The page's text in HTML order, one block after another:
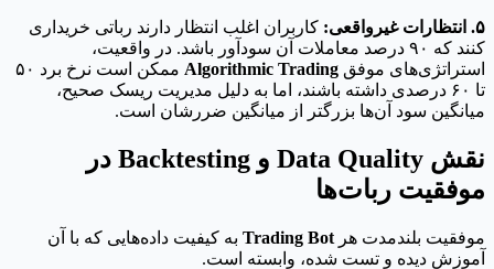
۵. انتظارات غیرواقعی:
کاربران اغلب انتظار دارند رباتی خریداری
کنند که ۹۰ درصد معاملات آن سودآور باشد. در واقعیت،
استراتژی‌های موفق Algorithmic Trading
ممکن است نرخ برد ۵۰
تا ۶۰ درصدی داشته باشند، اما به دلیل مدیریت ریسک صحیح،
میانگین سود آن‌ها بزرگتر از میانگین ضررشان است.
نقش Data Quality و Backtesting در
موفقیت ربات‌ها
موفقیت بلندمدت هر Trading Bot به کیفیت داده‌هایی که با آن
آموزش دیده و تست شده، وابسته است.